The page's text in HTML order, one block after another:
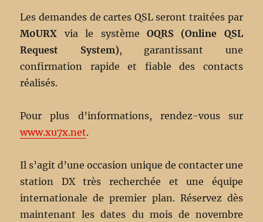
Les demandes de cartes QSL seront traitées par
M0URX via le système OQRS (Online QSL
Request System), garantissant une
confirmation rapide et fiable des contacts
réalisés.
Pour plus d’informations, rendez-vous sur
www.xu7x.net.
Il s’agit d’une occasion unique de contacter une
station DX très recherchée et une équipe
internationale de premier plan. Réservez dès
maintenant les dates du mois de novembre